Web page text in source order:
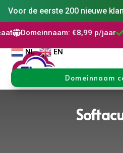
Voor de eerste 200 nieuwe
€8,99 p/jaar100%
NL EN
Domeinnaam